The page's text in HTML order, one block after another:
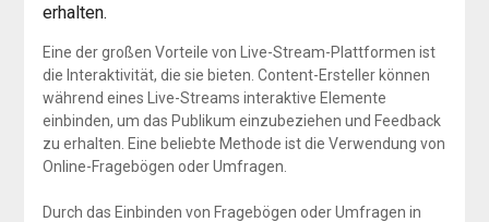
erhalten.
Eine der großen Vorteile von Live-Stream-Plattformen ist
die Interaktivität, die sie bieten. Content-Ersteller können
während eines Live-Streams interaktive Elemente
einbinden, um das Publikum einzubeziehen und Feedback
zu erhalten. Eine beliebte Methode ist die Verwendung von
Online-Fragebögen oder Umfragen.
Durch das Einbinden von Fragebögen oder Umfragen in